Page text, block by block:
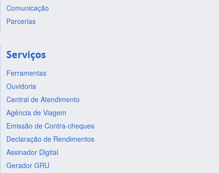
Comunicação
Parcerias
Serviços
Ferramentas
Ouvidoria
Central de Atendimento
Agência de Viagem
Emissão de Contra-cheques
Declaração de Rendimentos
Assinador Digital
Gerador GRU